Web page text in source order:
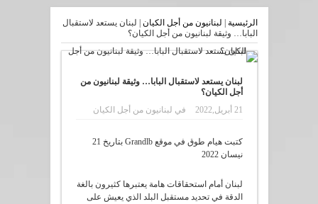
الرئيسية لبنانيون من أجل الكيان
لبنان يستعد لاستقبال
البابا… وثيقة لبنانيون من أجل الكيان؟
لبنان يستعد لاستقبال البابا… وثيقة لبنانيون من
أجل الكيان؟
21 أبريل,2022
في لبنانيون من أجل الكيان
كتبت هيام طوق في موقع Grandlb بتاريخ 21
نيسان 2022
لبنان أمام استحقاقات هامة يعتبرها كثيرون بالغة
الدقة في تحديد مستقبل البلد الذي يعيش على